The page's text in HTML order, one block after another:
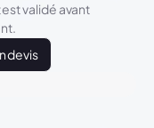
validé avant
devis